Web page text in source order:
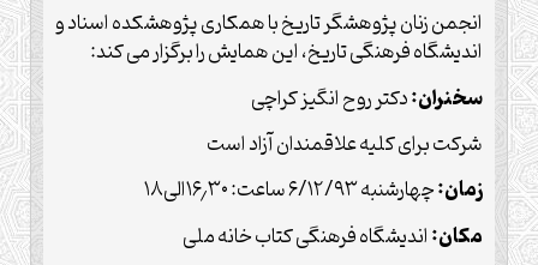
انجمن زنان پژوهشگر تاریخ با همکاری پژوهشکده اسناد و
اندیشگاه فرهنگی تاریخ، این همایش را برگزار می کند:
سخنران:دکتر روح انگیز کراچی
شرکت برای کلیه علاقمندان آزاد است
زمان:چهارشنبه ۶/۱۲/۹۳ ساعت: ۱۶٫۳۰الی۱۸
مکان:اندیشگاه فرهنگی کتاب خانه ملی